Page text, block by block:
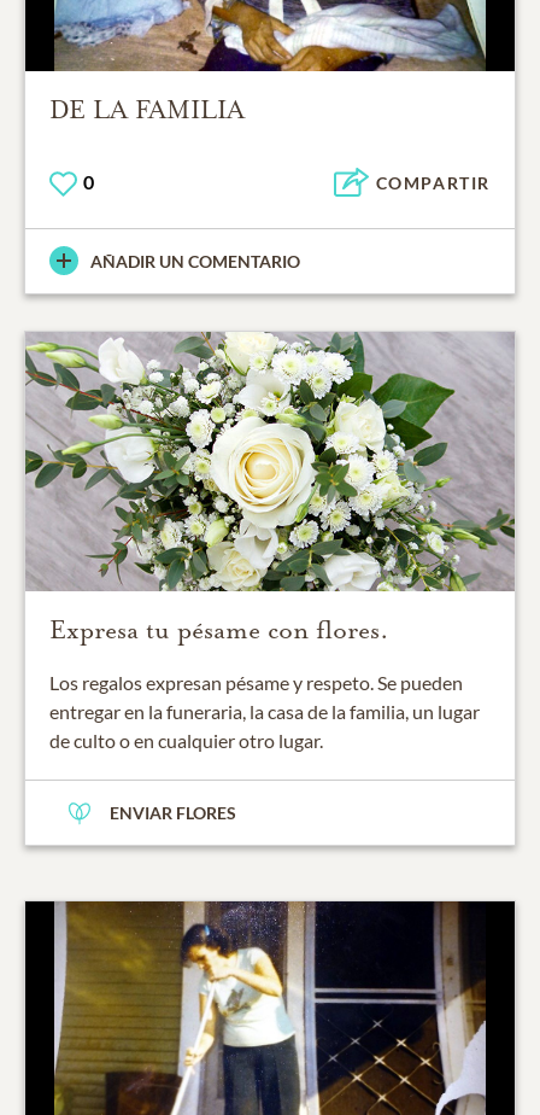
DE LA FAMILIA
0 COMPARTIR
AÑADIR UN COMENTARIO
Expresa tu pésame con flores.
Los regalos expresan pésame y respeto. Se pueden
entregar en la funeraria, la casa de la familia, un lugar
de culto o en cualquier otro lugar.
ENVIAR FLORES